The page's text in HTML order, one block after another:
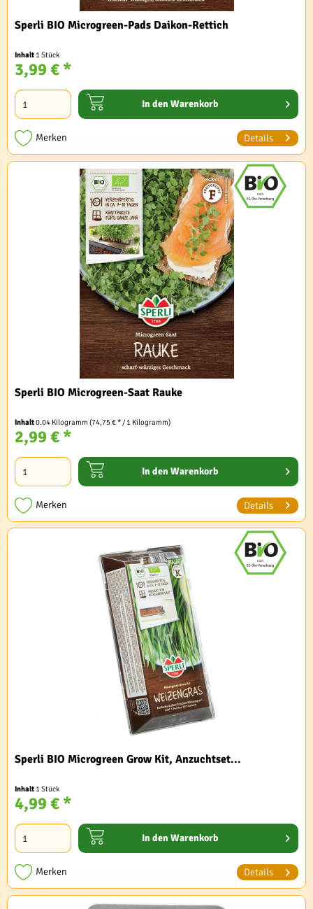
Sperli BIO Microgreen-Pads Daikon-Rettich
Inhalt 1 Stück
3,99 € *
In den Warenkorb
Merken Details
Sperli BIO Microgreen-Saat Rauke
Inhalt0.04 Kilogramm(74,75 € * / 1 Kilogramm)
2,99 € *
In den Warenkorb
Merken Details
Sperli BIO Microgreen Grow Kit, Anzuchtset...
Inhalt 1 Stück
4,99 € *
In den Warenkorb
Merken Details